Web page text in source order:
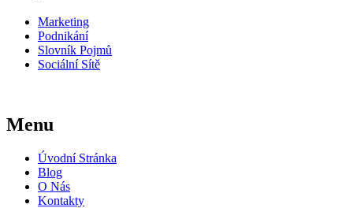
Marketing
Podnikání
Slovník Pojmů
Sociální Sítě
Menu
Úvodní Stránka
Blog
O Nás
Kontakty